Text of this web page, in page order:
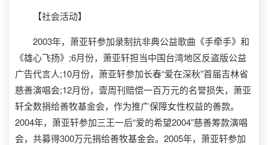
【社会活动】
2003年，萧亚轩参加录制抗非典公益歌曲《手牵手》和
《雄心飞扬》;6月份，萧亚轩担当中国台湾地区反盗版公益
广告代言人;10月份，萧亚轩参加长春“爱在深秋”首届吉林省
慈善演唱会;12月份，壹周刊赔偿一百万元的名誉损失，萧亚
轩全数捐给善牧基金会，作为推广保障女性权益的善款。
2004年，萧亚轩参加三王一后“爱的希望2004”慈善筹款演唱
会，共募得300万元捐给善牧基金会。2005年，萧亚轩参加